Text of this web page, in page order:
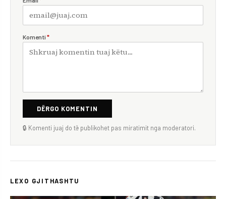
Komenti *
DËRGO KOMENTIN
🔒 Komenti juaj do të publikohet pas miratimit nga moderatori.
LEXO GJITHASHTU